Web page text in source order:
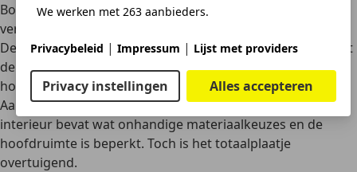
We werken met 263 aanbieders.
Privacybeleid | Impressum | Lijst met providers
Privacy instellingen Alles accepteren
Bovendien blijkt het praktijkverbruik gunstiger dan
verwacht, zeker bij rustiger rijgedrag.
De rijbeleving is prettig, het comfortniveau voldoet en met
de Gigabox en frunk biedt de Puma Gen-E een unieke
hoeveelheid opbergruimte in zijn segment.
Aandachtspunten zijn er ook: de achterbank is krap, het
interieur bevat wat onhandige materiaalkeuzes en de
hoofdruimte is beperkt. Toch is het totaalplaatje
overtuigend.